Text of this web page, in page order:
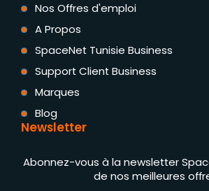
Nos Offres d'emploi
A Propos
SpaceNet Tunisie Business
Support Client Business
Marques
Blog
Newsletter
Abonnez-vous à la newsletter
de nos meilleures